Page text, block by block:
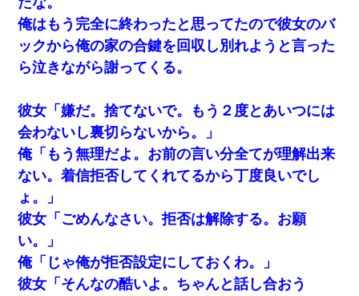
俺はもう完全に終わったと思ってたので彼女のバ
ックから俺の家の合鍵を回収し別れようと言った
ら泣きながら謝ってくる。
彼女「嫌だ。捨てないで。もう２度とあいつには
会わないし裏切らないから。」
俺「もう無理だよ。お前の言い分全てが理解出来
ない。着信拒否してくれてるから丁度良いでし
ょ。」
彼女「ごめんなさい。拒否は解除する。お願
い。」
俺「じゃ俺が拒否設定にしておくわ。」
彼女「そんなの酷いよ。ちゃんと話し合おう